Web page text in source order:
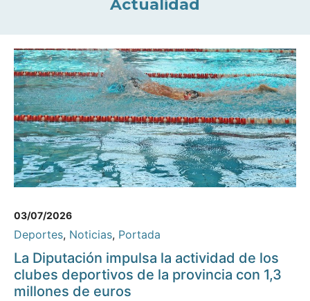
Actualidad
03/07/2026
Deportes, Noticias, Portada
La Diputación impulsa la actividad de los
clubes deportivos de la provincia con 1,3
millones de euros